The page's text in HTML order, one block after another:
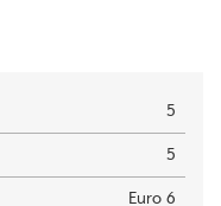
5
5
Euro 6